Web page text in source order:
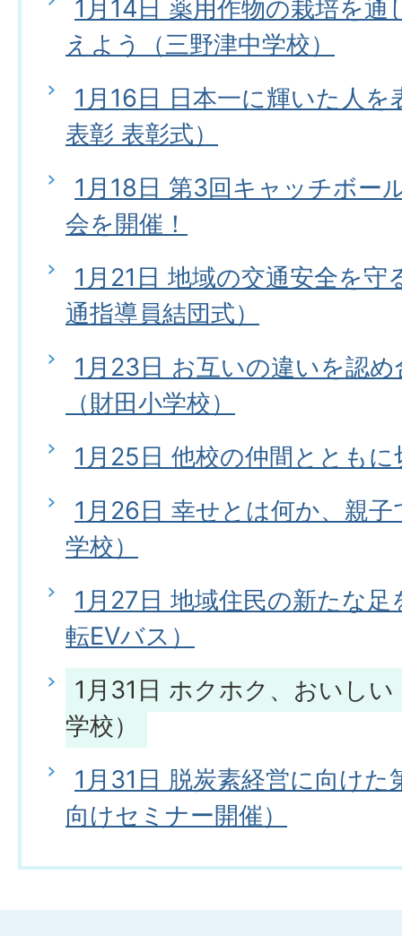
1月14日 薬用作物の栽培を通
えよう（三野津中学校）
1月16日 日本一に輝いた人を
表彰 表彰式）
1月18日 第3回キャッチボー
会を開催！
1月21日 地域の交通安全を守
通指導員結団式）
1月23日 お互いの違いを認
（財田小学校）
1月25日 他校の仲間とともに
1月26日 幸せとは何か、親
学校）
1月27日 地域住民の新たな
転EVバス）
1月31日 ホクホク、おいし
学校）
1月31日 脱炭素経営に向けた
向けセミナー開催）